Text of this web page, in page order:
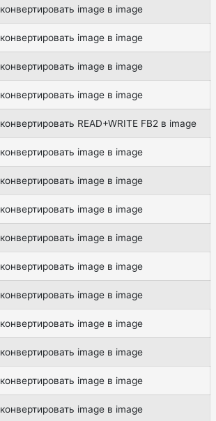
конвертировать image в image
конвертировать image в image
конвертировать image в image
конвертировать image в image
конвертировать READ+WRITE FB2 в image
конвертировать image в image
конвертировать image в image
конвертировать image в image
конвертировать image в image
конвертировать image в image
конвертировать image в image
конвертировать image в image
конвертировать image в image
конвертировать image в image
конвертировать image в image